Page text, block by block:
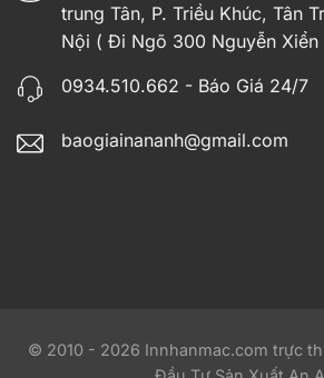
trung Tân, P. Triều Khúc, Tân
Nội ( Đi Ngõ 300 Nguyễn Xiển
0934.510.662 - Báo Giá 24/7
baogiainananh@gmail.com
© 2010 - 2026 Innhanmac.com trực